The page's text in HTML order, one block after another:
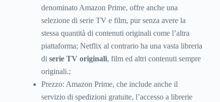
denominato Amazon Prime, offre anche una
selezione di serie TV e film, pur senza avere la
stessa quantità di contenuti originali come l’altra
piattaforma; Netflix al contrario ha una vasta libreria
di serie TV originali, film ed altri contenuti sempre
originali.;
Prezzo: Amazon Prime, che include anche il
servizio di spedizioni gratuite, l’accesso a librerie